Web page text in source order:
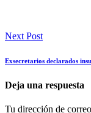
Next Post
Exsecretarios declarados
Deja una respuesta
Tu dirección de